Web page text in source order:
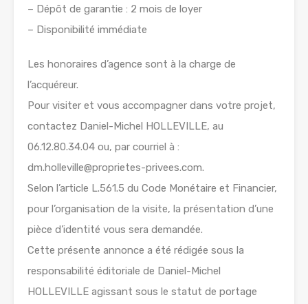
– Dépôt de garantie : 2 mois de loyer
– Disponibilité immédiate
Les honoraires d’agence sont à la charge de
l’acquéreur.
Pour visiter et vous accompagner dans votre projet,
contactez Daniel-Michel HOLLEVILLE, au
06.12.80.34.04 ou, par courriel à :
dm.holleville@proprietes-privees.com.
Selon l’article L.561.5 du Code Monétaire et Financier,
pour l’organisation de la visite, la présentation d’une
pièce d’identité vous sera demandée.
Cette présente annonce a été rédigée sous la
responsabilité éditoriale de Daniel-Michel
HOLLEVILLE agissant sous le statut de portage